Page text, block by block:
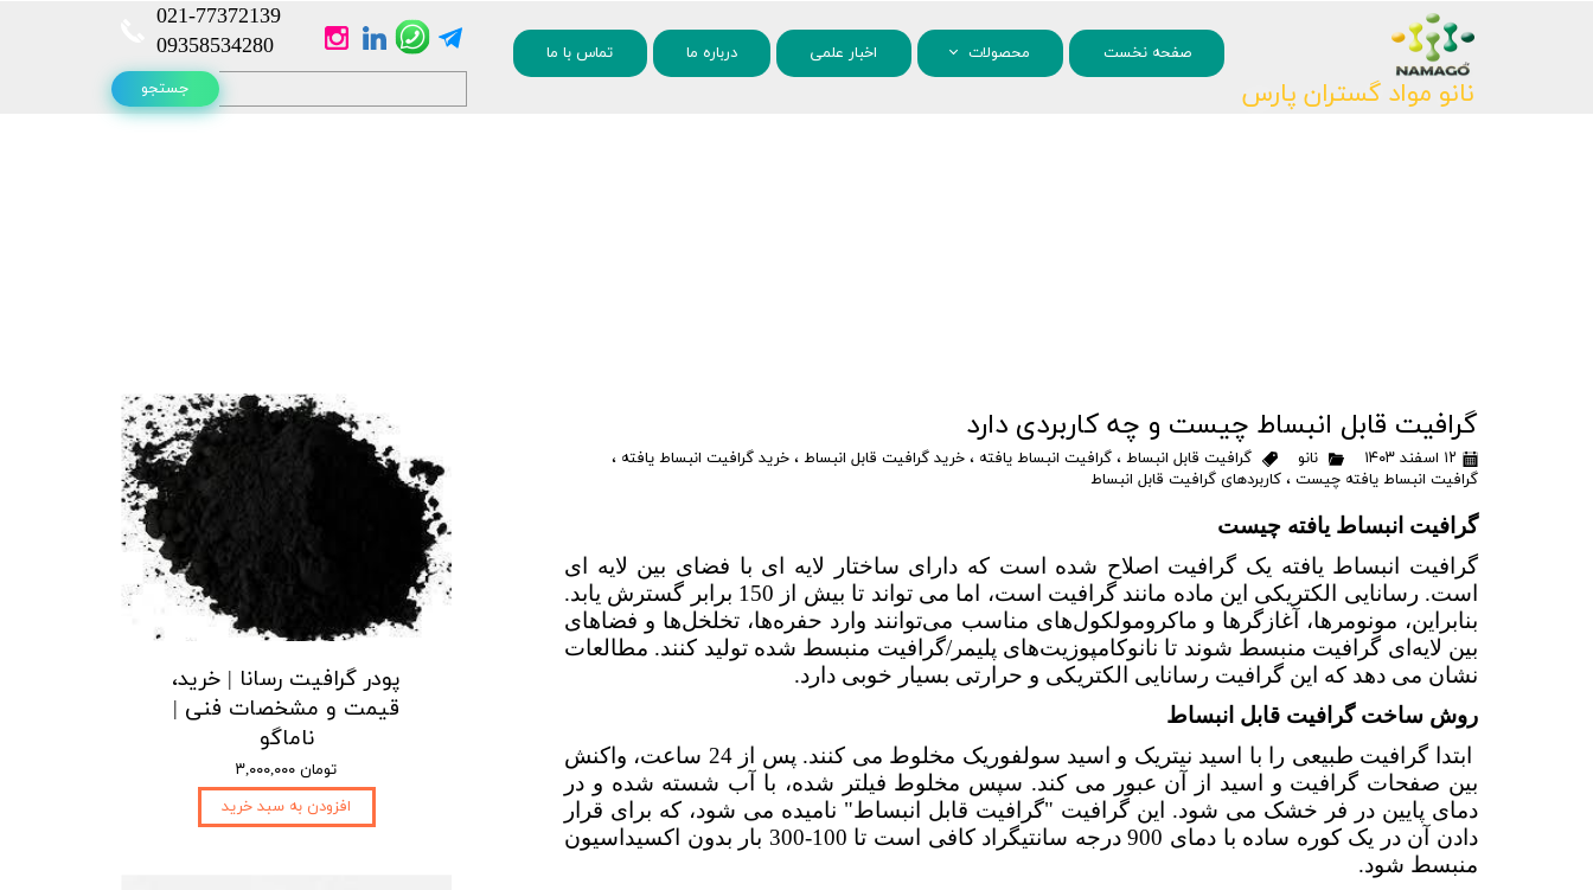
صفحه نخست محصولات اخبار علمی درباره ما تماس با ما
نانو مواد گستران پارس
021-77372139​​​​​​​
​​​​​​​09358534280
جستجو
۰
گرافیت قابل انبساط چیست و چه کاربردی دارد
۱۲ اسفند ۱۴۰۳ نانو گرافیت قابل انبساط، گرافیت انبساط یافته ، خرید گرافیت قابل انبساط، خرید گرافیت انبساط یافته ،
گرافیت انبساط یافته چیست، کاربردهای گرافیت قابل انبساط
گرافیت انبساط یافته چیست
گرافیت انبساط یافته یک گرافیت اصلاح شده است که دارای ساختار لایه ای با فضای بین لایه ای
است. رسانایی الکتریکی این ماده مانند گرافیت است، اما می تواند تا بیش از 150 برابر گسترش یابد.
بنابراین، مونومرها، آغازگرها و ماکرومولکول‌های مناسب می‌توانند وارد حفره‌ها، تخلخل‌ها و فضاهای
بین لایه‌ای گرافیت منبسط شوند تا نانوکامپوزیت‌های پلیمر/گرافیت منبسط شده تولید کنند. مطالعات
نشان می دهد که این گرافیت رسانایی الکتریکی و حرارتی بسیار خوبی دارد.
روش ساخت گرافیت قابل انبساط
ابتدا گرافیت طبیعی را با اسید نیتریک و اسید سولفوریک مخلوط می کنند. پس از 24 ساعت، واکنش
بین صفحات گرافیت و اسید از آن عبور می کند. سپس مخلوط فیلتر شده، با آب شسته شده و در
دمای پایین در فر خشک می شود. این گرافیت "گرافیت قابل انبساط" نامیده می شود، که برای قرار
دادن آن در یک کوره ساده با دمای 900 درجه سانتیگراد کافی است تا 100-300 بار بدون اکسیداسیون
منبسط شود.
پودر گرافیت رسانا | خرید،
قیمت و مشخصات فنی |
ناماگو
۳,۰۰۰,۰۰۰ تومان
افزودن به سبد خرید